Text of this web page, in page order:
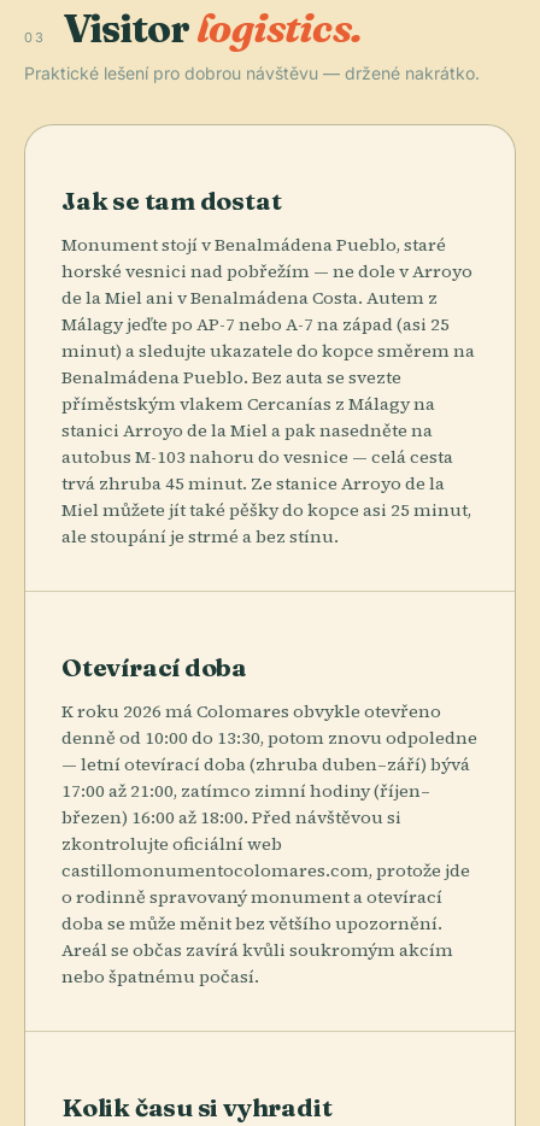
03 Visitorlogistics.
Praktické lešení pro dobrou návštěvu — držené nakrátko.
Jak se tam dostat
Monument stojí v Benalmádena Pueblo, staré
horské vesnici nad pobřežím — ne dole v Arroyo
de la Miel ani v Benalmádena Costa. Autem z
Málagy jeďte po AP-7 nebo A-7 na západ (asi 25
minut) a sledujte ukazatele do kopce směrem na
Benalmádena Pueblo. Bez auta se svezte
příměstským vlakem Cercanías z Málagy na
stanici Arroyo de la Miel a pak nasedněte na
autobus M-103 nahoru do vesnice — celá cesta
trvá zhruba 45 minut. Ze stanice Arroyo de la
Miel můžete jít také pěšky do kopce asi 25 minut,
ale stoupání je strmé a bez stínu.
Otevírací doba
K roku 2026 má Colomares obvykle otevřeno
denně od 10:00 do 13:30, potom znovu odpoledne
— letní otevírací doba (zhruba duben–září) bývá
17:00 až 21:00, zatímco zimní hodiny (říjen–
březen) 16:00 až 18:00. Před návštěvou si
zkontrolujte oficiální web
castillomonumentocolomares.com, protože jde
o rodinně spravovaný monument a otevírací
doba se může měnit bez většího upozornění.
Areál se občas zavírá kvůli soukromým akcím
nebo špatnému počasí.
Kolik času si vyhradit